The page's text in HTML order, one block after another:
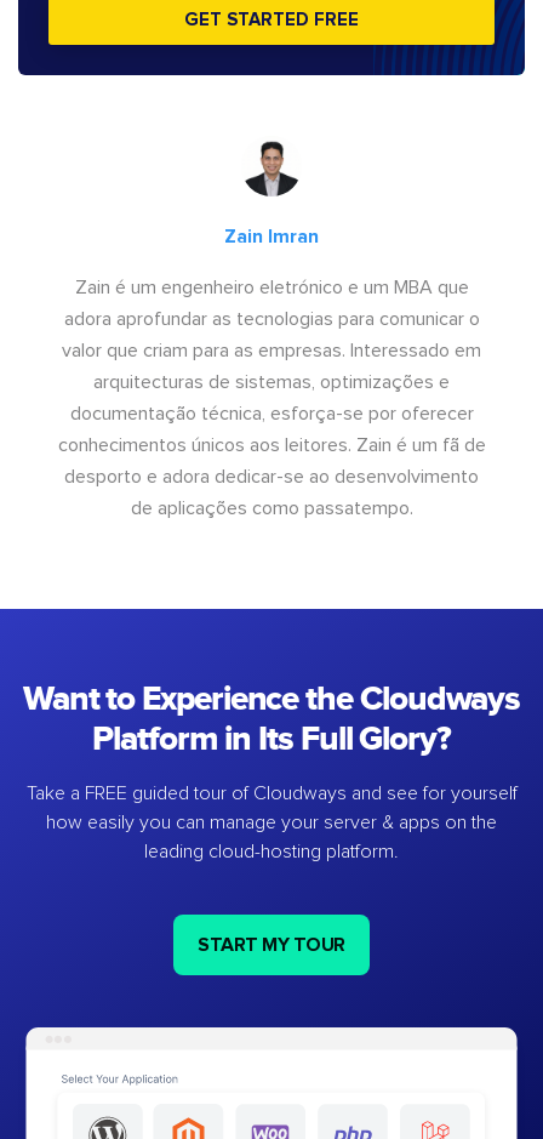
GET STARTED FREE
Zain Imran
Zain é um engenheiro eletrónico e um MBA que
adora aprofundar as tecnologias para comunicar o
valor que criam para as empresas. Interessado em
arquitecturas de sistemas, optimizações e
documentação técnica, esforça-se por oferecer
conhecimentos únicos aos leitores. Zain é um fã de
desporto e adora dedicar-se ao desenvolvimento
de aplicações como passatempo.
Want to Experience the Cloudways
Platform in Its Full Glory?
Take a FREE guided tour of Cloudways and see for yourself
how easily you can manage your server & apps on the
leading cloud-hosting platform.
START MY TOUR